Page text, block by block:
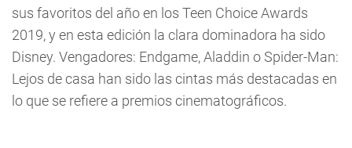
sus favoritos del año en los Teen Choice Awards
2019, y en esta edición la clara dominadora ha sido
Disney. Vengadores: Endgame, Aladdin o Spider-Man:
Lejos de casa han sido las cintas más destacadas en
lo que se refiere a premios cinematográficos.